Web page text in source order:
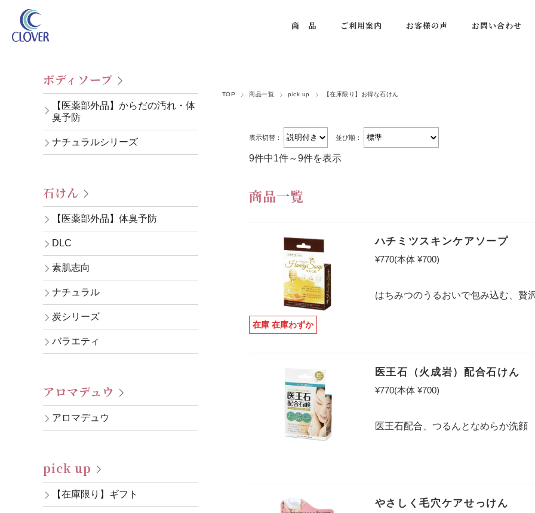
商 品 ご利用案内 お客様の声 お問い合わせ
TOP 商品一覧 pick up 【在庫限り】お得な石けん
表示切替： 並び順：
9件中1件～9件を表示
商品一覧
在庫 在庫わずか
ハチミツスキンケアソープ
¥770(本体 ¥700)
はちみつのうるおいで包み込む、贅
医王石（火成岩）配合石けん
¥770(本体 ¥700)
医王石配合、つるんとなめらか洗顔
やさしく毛穴ケアせっけん
ボディソープ
【医薬部外品】からだの汚れ・体
臭予防
ナチュラルシリーズ
石けん
【医薬部外品】体臭予防
DLC
素肌志向
ナチュラル
炭シリーズ
バラエティ
アロマデュウ
アロマデュウ
pick up
【在庫限り】ギフト